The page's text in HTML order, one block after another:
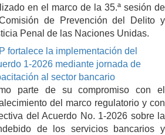
en el marco de la 35.ª sesión de
de Prevención del Delito y
Penal de las Naciones Unidas.
fortalece la implementación del
1-2026 mediante jornada de
al sector bancario
parte de su compromiso con el
del marco regulatorio y con
del Acuerdo No. 1-2026 sobre la
de los servicios bancarios y